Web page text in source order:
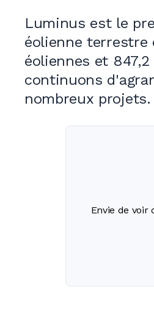
Luminus est le
éolienne terrestre
éoliennes et 847,2
continuons
nombreux projets.
Envie de voir